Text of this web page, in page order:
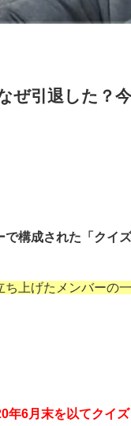
ぜ引退した？
構成された「クイズ
ち上げたメンバーの
年6月末を以てクイ